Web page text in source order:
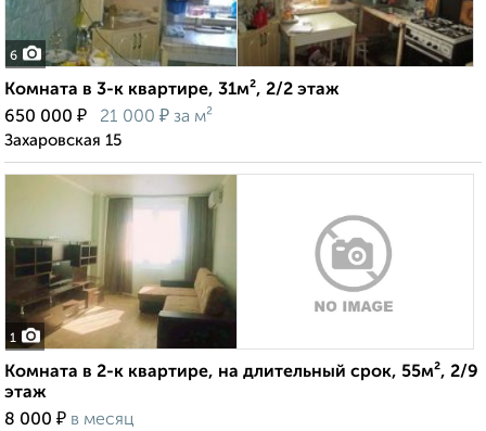
6
Комната в 3-к квартире, 31м², 2/2 этаж
650 000 ₽ 21 000 ₽ за м²
Захаровская 15
1
Комната в 2-к квартире, на длительный срок, 55м², 2/9
этаж
8 000 ₽ в месяц